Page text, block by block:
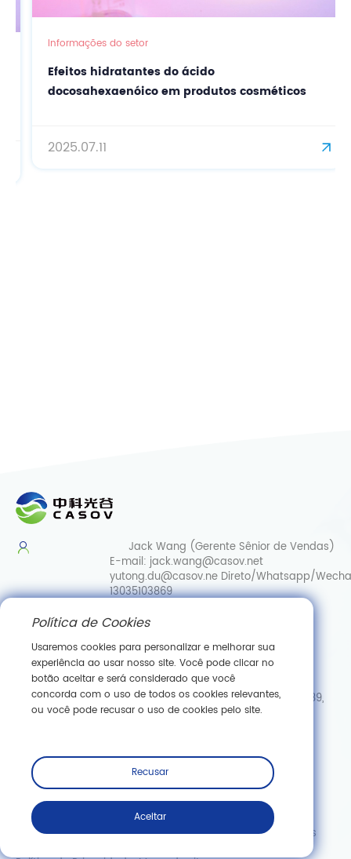
Informações do setor
Efeitos hidratantes do ácido
docosahexaenóico em produtos cosméticos
2025.07.11
Jack Wang (Gerente Sênior de Vendas)
E-mail: jack.wang@casov.net
yutong.du@casov.ne Direto/Whatsapp/
13035103869
Serviços e sugestões
Direct/Whatsapp/Wechat: 0086-
15307143249
Hub de Inovação em Biologia Sintética de Wuhan, N.º 89,
Rua Gaokeyuan 3.ª, Zona de Desenvolvimento de Nova
Inscreva -se
Copyright © Wuhan Casov Green Biotech Co., Ltd. Todos os
Política de Cookies
Usaremos cookies para personalizar e melhorar sua
experiência ao usar nosso site. Você pode clicar no
botão aceitar e será considerado que você
concorda com o uso de todos os cookies relevantes,
ou você pode recusar o uso de cookies pelo site.
Recusar
Aceitar